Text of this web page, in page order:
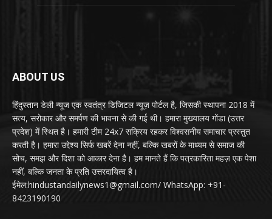
ABOUT US
हिंदुस्तान डेली न्यूज एक स्वतंत्र डिजिटल न्यूज़ पोर्टल है, जिसकी स्थापना 2018 में
सत्य, सरोकार और समर्पण की भावना से की गई थी। हमारा मुख्यालय गोंडा (उत्तर
प्रदेश) में स्थित है। हमारी टीम 24x7 सक्रिय रहकर विश्वसनीय समाचार प्रस्तुत
करती है। हमारा उद्देश्य सिर्फ खबरें देना नहीं, बल्कि खबरों के माध्यम से समाज की
सोच, समझ और दिशा को आकार देना है। हम मानते हैं कि पत्रकारिता महज़ एक पेशा
नहीं, बल्कि जनता के प्रति उत्तरदायित्व है।
ईमेल:hindustandailynews1@gmail.com/ WhatsApp: +91-
8423190190